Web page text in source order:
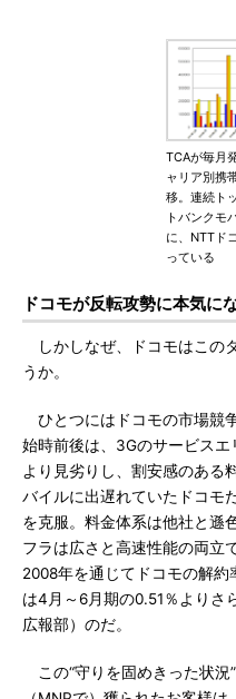
TCAが毎月
ャリア別携
移。連続ト
トバンクモ
に、NTTド
っている
ドコモが反転攻勢に本気に
しかしなぜ、ドコモはこの
うか。
ひとつにはドコモの市場競
始時前後は、3Gのサービス
より見劣りし、割安感のある
バイルに出遅れていたドコモ
を克服。料金体系は他社と遜
フラは広さと高速性能の両立
2008年を通じてドコモの解
は4月～6月期の0.51％よりさ
広報部）のだ。
この“守りを固めきった状況